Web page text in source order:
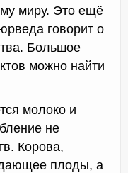
миру. Это ещё
говорит о
Большое
можно найти
молоко и
не
Корова,
плоды, а